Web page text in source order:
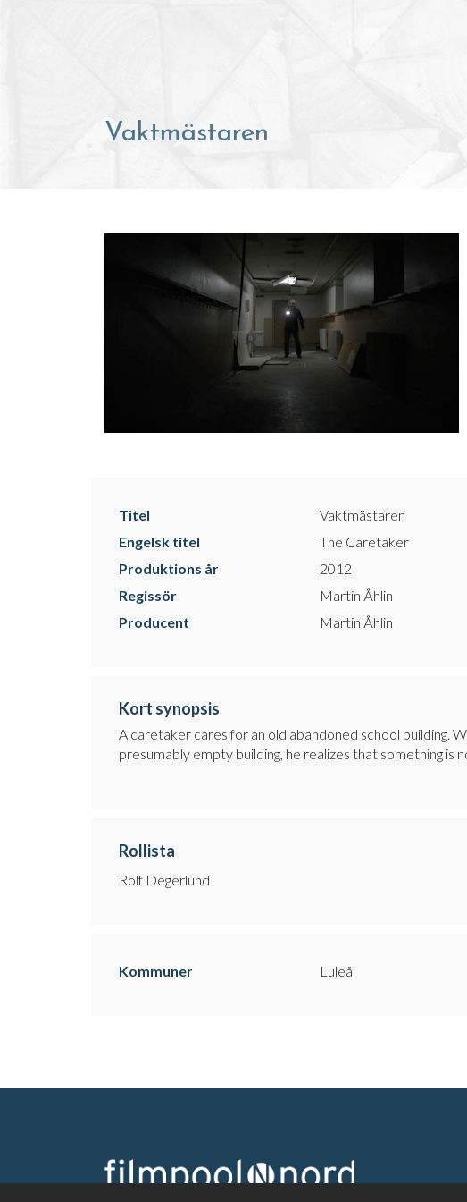
Vaktmästaren
Titel
Vaktmästaren
Engelsk titel
The Caretaker
Produktions år
2012
Regissör
Martin Åhlin
Producent
Martin Åhlin
Kort synopsis
A caretaker cares for an old abandoned school building.
presumably empty building, he realizes that something is
Rollista
Rolf Degerlund
Kommuner Luleå